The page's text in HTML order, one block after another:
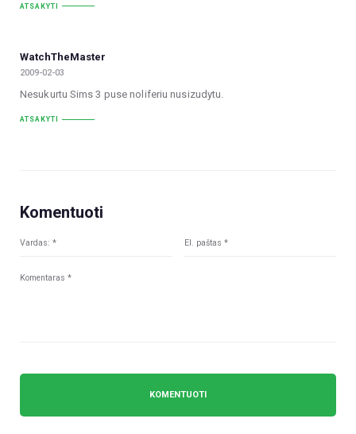
ATSAKYTI
WatchTheMaster
2009-02-03
Nesukurtu Sims 3 puse noliferiu nusizudytu.
ATSAKYTI
Komentuoti